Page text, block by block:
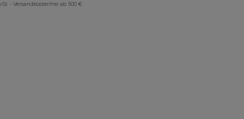
- Versandkostenfrei ab 500 €